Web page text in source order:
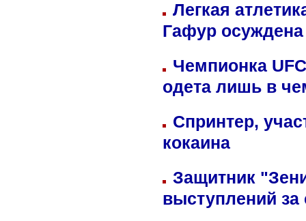
Легкая
Гафур осуждена
Чемпионка
одета лишь в
Спринтер,
кокаина
Защитник
выступлений